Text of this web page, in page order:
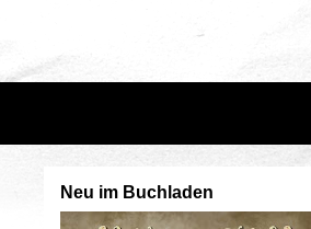
Neu im Buchladen